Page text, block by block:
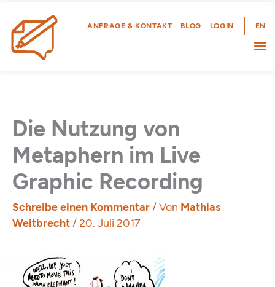
Inhalt
springen
ANFRAGE & KONTAKT BLOG LOGIN EN
Die Nutzung von
Metaphern im Live
Graphic Recording
Schreibe einen Kommentar/ Von Mathias
Weitbrecht/20. Juli 2017